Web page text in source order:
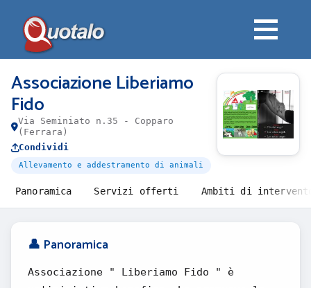
Associazione Liberiamo
Fido
Via Seminiato n.35 - Copparo
(Ferrara)
Condividi
Allevamento e addestramento di animali
Panoramica Servizi offerti Ambiti di
👤 Panoramica
Associazione " Liberiamo Fido " è